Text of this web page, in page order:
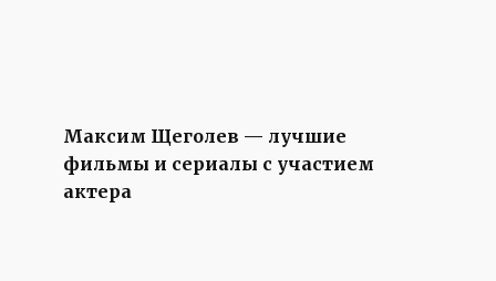
Максим Щеголев — лучшие
фильмы и сериалы с участием
актера